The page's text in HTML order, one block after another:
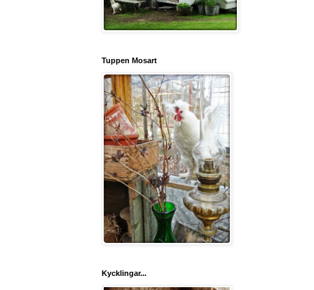
Tuppen Mosart
Kycklingar...